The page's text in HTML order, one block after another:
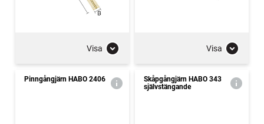
Visa Visa
Pinngångjärn HABO 2406
Skåpgångjärn HABO 343
självstängande